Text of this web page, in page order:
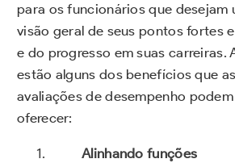
para os funcionários que desejam
visão geral de seus pontos fortes
e do progresso em suas carreiras.
estão alguns dos benefícios que as
avaliações de desempenho podem
oferecer:
Alinhando funções